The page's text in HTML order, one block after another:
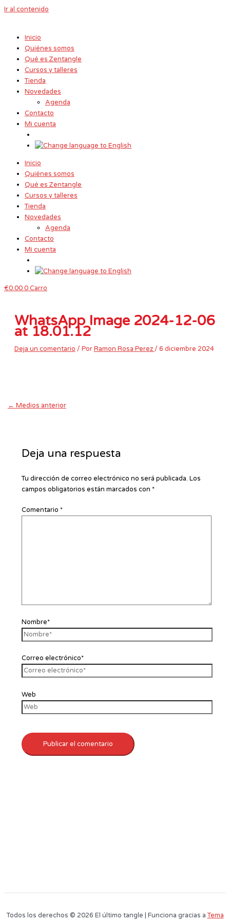
Ir al contenido
Inicio
Quiénes somos
Qué es Zentangle
Cursos y talleres
Tienda
Novedades
Agenda
Contacto
Mi cuenta
Inicio
Quiénes somos
Qué es Zentangle
Cursos y talleres
Tienda
Novedades
Agenda
Contacto
Mi cuenta
€0.000Carro
WhatsApp Image 2024-12-06
at 18.01.12
Deja un comentario / PorRamon Rosa Perez / 6 diciembre 2024
← Medios anterior
Deja una respuesta
Tu dirección de correo electrónico no será publicada. Los
campos obligatorios están marcados con *
Comentario *
Nombre*
Correo electrónico*
Web
Todos los derechos © 2026 El último tangle | Funciona gracias aTema